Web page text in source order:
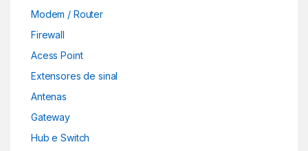
Modem / Router
Firewall
Acess Point
Extensores de sinal
Antenas
Gateway
Hub e Switch